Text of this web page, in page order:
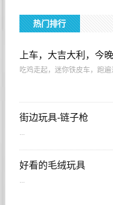
热门排行
上车，大吉大利，今
吃鸡走起，迷你铁皮车，跑
街边玩具-链子枪
...
好看的毛绒玩具
...